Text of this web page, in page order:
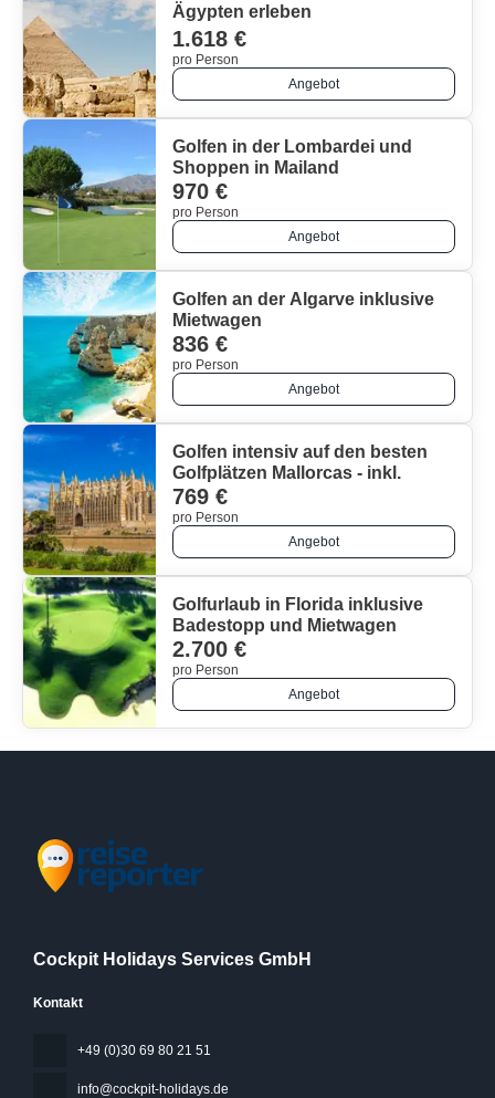
Ägypten erleben
1.618 €
pro Person
Angebot
Golfen in der Lombardei und
Shoppen in Mailand
970 €
pro Person
Angebot
Golfen an der Algarve inklusive
Mietwagen
836 €
pro Person
Angebot
Golfen intensiv auf den besten
Golfplätzen Mallorcas - inkl.
769 €
pro Person
Angebot
Golfurlaub in Florida inklusive
Badestopp und Mietwagen
2.700 €
pro Person
Angebot
Cockpit Holidays Services GmbH
Kontakt
+49 (0)30 69 80 21 51
info@cockpit-holidays.de